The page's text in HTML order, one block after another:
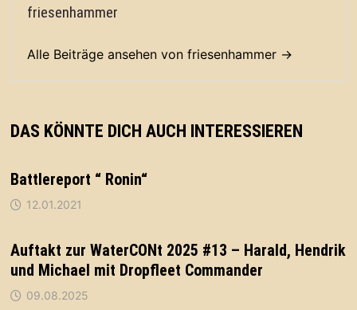
friesenhammer
Alle Beiträge ansehen von friesenhammer →
DAS KÖNNTE DICH AUCH INTERESSIEREN
Battlereport “ Ronin“
12.01.2021
Auftakt zur WaterCONt 2025 #13 – Harald, Hendrik
und Michael mit Dropfleet Commander
09.08.2025